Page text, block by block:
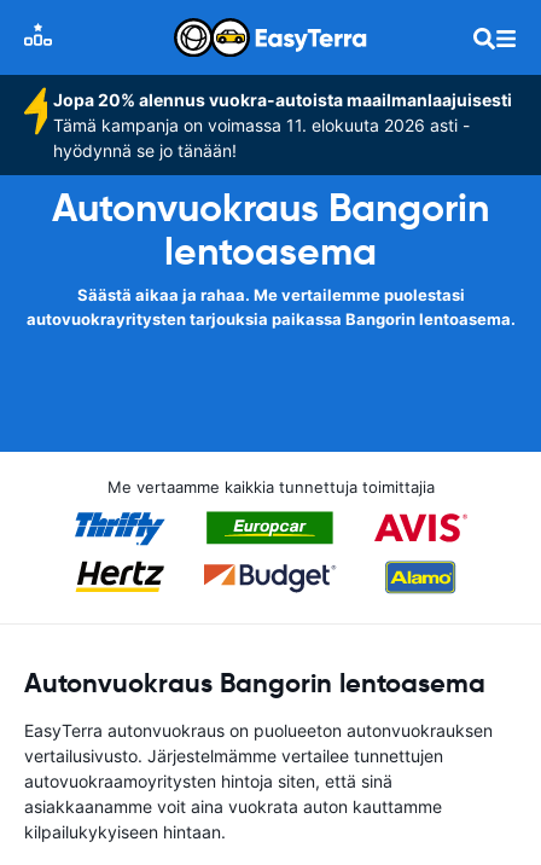
Jopa 20% alennus vuokra-autoista maailmanlaajuisesti
Tämä kampanja on voimassa 11. elokuuta 2026 asti -
hyödynnä se jo tänään!
Autonvuokraus Bangorin
lentoasema
Säästä aikaa ja rahaa. Me vertailemme puolestasi
autovuokrayritysten tarjouksia paikassa Bangorin lentoasema.
Me vertaamme kaikkia tunnettuja toimittajia
Autonvuokraus Bangorin lentoasema
EasyTerra autonvuokraus on puolueeton autonvuokrauksen
vertailusivusto. Järjestelmämme vertailee tunnettujen
autovuokraamoyritysten hintoja siten, että sinä
asiakkaanamme voit aina vuokrata auton kauttamme
kilpailukykyiseen hintaan.